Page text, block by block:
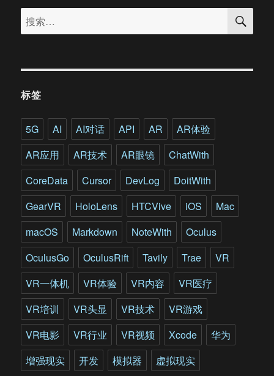
学
授
视
频
也
未
必
有
相
搜
索：
搜
标签
5G AI AI对话 API AR
AR体验
AR应用
AR技术 AR眼镜
ChatWith
CoreData
Cursor DevLog
DoitWith
GearVR
HoloLens HTCVive iOS
Mac
macOS
Markdown NoteWith
Oculus
OculusGo
OculusRift Tavily Trae
VR
VR一体机
VR体验 VR内容
VR医疗
VR培训
VR头显 VR技术
VR游戏
VR电影
VR行业 VR视频 Xcode
华为
增强现实
开发 模拟器 虚拟现实